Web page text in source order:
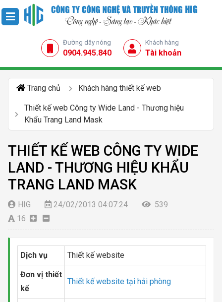
Đường dây nóng
0904.945.840
Khách hàng
Tài khoản
Trang chủ Khách hàng thiết kế web
Thiết kế web Công ty Wide Land - Thương hiệu
Khẩu Trang Land Mask
THIẾT KẾ WEB CÔNG TY WIDE
LAND - THƯƠNG HIỆU KHẨU
TRANG LAND MASK
HIG 24/02/2013 04:07:24
539
16
Dịch vụ Thiết kế website
Đơn vị thiết
kế
Thiết kế website tại hải phòng